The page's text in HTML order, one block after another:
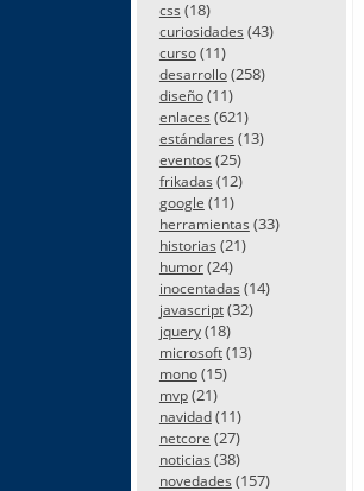
css (18)
curiosidades (43)
curso(11)
desarrollo(258)
diseño(11)
enlaces (621)
estándares (13)
eventos (25)
frikadas (12)
google (11)
herramientas (33)
historias (21)
humor(24)
inocentadas (14)
javascript(32)
jquery(18)
microsoft(13)
mono(15)
mvp(21)
navidad(11)
netcore (27)
noticias (38)
novedades (157)